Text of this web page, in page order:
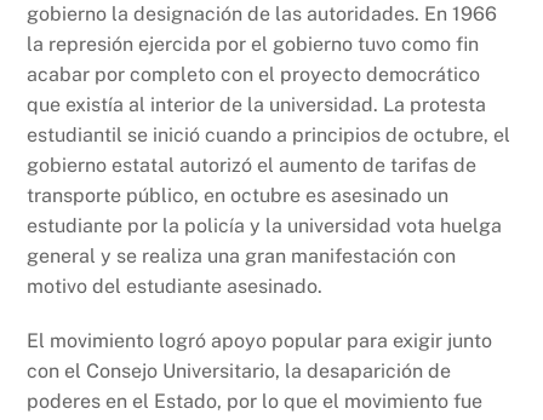
gobierno la designación de las autoridades. En 1966
la represión ejercida por el gobierno tuvo como fin
acabar por completo con el proyecto democrático
que existía al interior de la universidad. La protesta
estudiantil se inició cuando a principios de octubre, el
gobierno estatal autorizó el aumento de tarifas de
transporte público, en octubre es asesinado un
estudiante por la policía y la universidad vota huelga
general y se realiza una gran manifestación con
motivo del estudiante asesinado.
El movimiento logró apoyo popular para exigir junto
con el Consejo Universitario, la desaparición de
poderes en el Estado, por lo que el movimiento fue